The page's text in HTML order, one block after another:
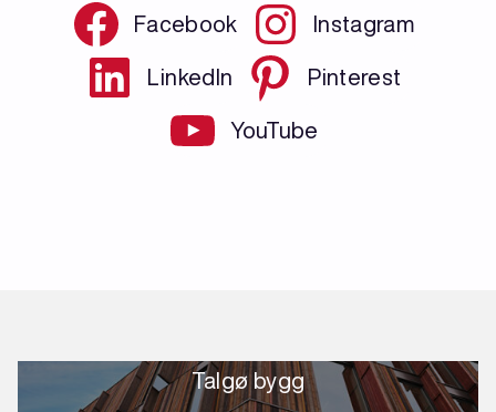
Facebook Instagram
LinkedIn Pinterest
YouTube
Talgø bygg